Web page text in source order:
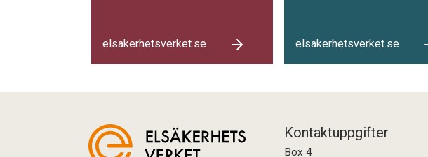
elsakerhetsverket.se elsakerhetsverket.se
Kontaktuppgifter
Box 4